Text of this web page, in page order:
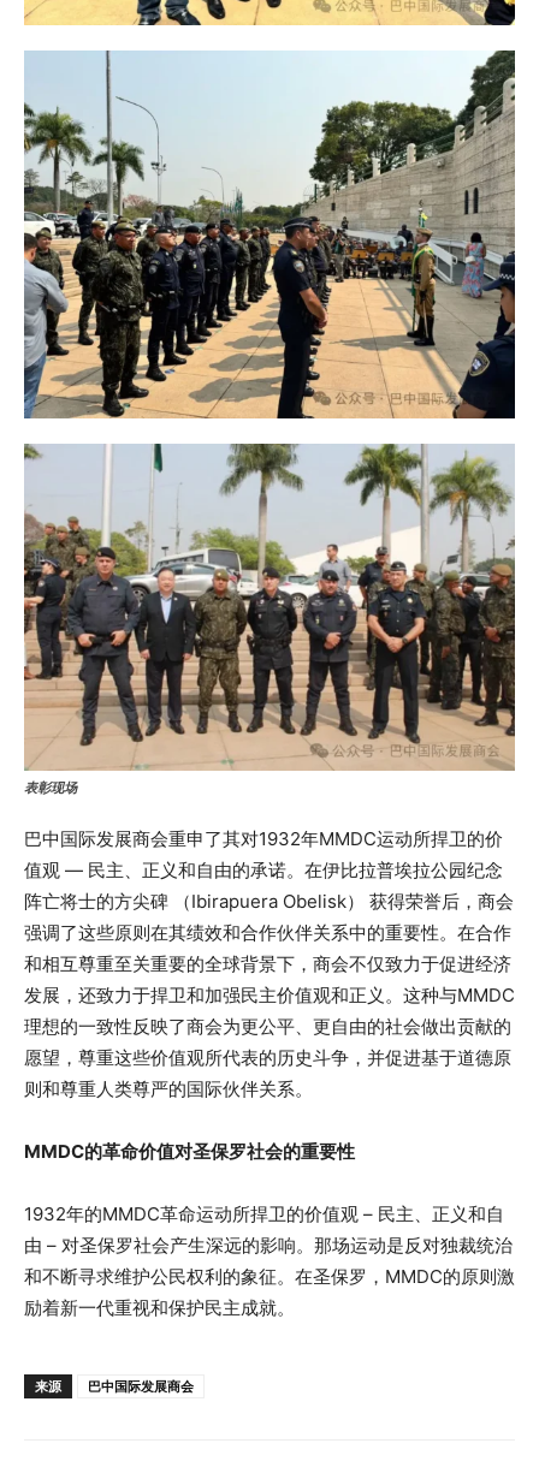
表彰现场
巴中国际发展商会重申了其对1932年MMDC运动所捍卫的价
值观 — 民主、正义和自由的承诺。在伊比拉普埃拉公园纪念
阵亡将士的方尖碑 （Ibirapuera Obelisk） 获得荣誉后，商会
强调了这些原则在其绩效和合作伙伴关系中的重要性。在合作
和相互尊重至关重要的全球背景下，商会不仅致力于促进经济
发展，还致力于捍卫和加强民主价值观和正义。这种与MMDC
理想的一致性反映了商会为更公平、更自由的社会做出贡献的
愿望，尊重这些价值观所代表的历史斗争，并促进基于道德原
则和尊重人类尊严的国际伙伴关系。
MMDC的革命价值对圣保罗社会的重要性
1932年的MMDC革命运动所捍卫的价值观 – 民主、正义和自
由 – 对圣保罗社会产生深远的影响。那场运动是反对独裁统治
和不断寻求维护公民权利的象征。在圣保罗，MMDC的原则激
励着新一代重视和保护民主成就。
来源 巴中国际发展商会